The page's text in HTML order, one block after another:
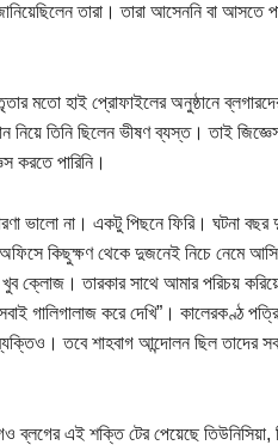
তারা। তারা আসেননি বা আসতে
মতো হাই প্রোফাইলের অনুষ্ঠানে
নিয়ে তিনি ছিলেন ভীষণ ব্যস্ত। তাই
করতে পারিনি।
ভালো না। একটু পিছনে ফিরি। ঘটনা
কিছুক্ষণ থেকে দুজনেই নিচে নেমে
খুব ক্লোজ। তারকার সাথে আমার পরিচয়
গালিগালাজ করে দেখি”। কালেরকণ্ঠ
তবে শাহবাগ আন্দোলন ছিল তাদের
ব্লগের এই শক্তি টের পেয়েছে